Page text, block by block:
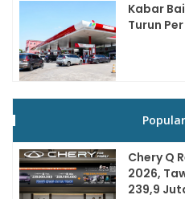
Kabar
Turun
Chery Q
2026,
239,9